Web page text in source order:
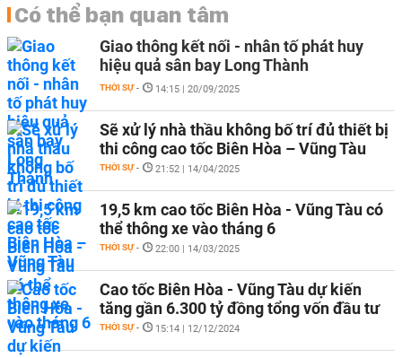
Có thể bạn quan tâm
Giao thông kết nối - nhân tố phát huy
hiệu quả sân bay Long Thành
THỜI SỰ - 14:15 | 20/09/2025
Sẽ xử lý nhà thầu không bố trí đủ thiết bị
thi công cao tốc Biên Hòa – Vũng Tàu
THỜI SỰ - 21:52 | 14/04/2025
19,5 km cao tốc Biên Hòa - Vũng Tàu có
thể thông xe vào tháng 6
THỜI SỰ - 22:00 | 14/03/2025
Cao tốc Biên Hòa - Vũng Tàu dự kiến
tăng gần 6.300 tỷ đồng tổng vốn đầu tư
THỜI SỰ - 15:14 | 12/12/2024